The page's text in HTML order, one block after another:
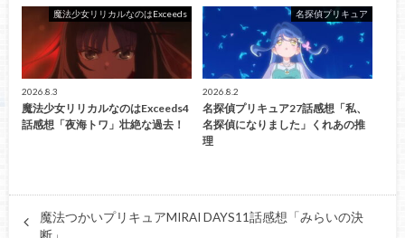
魔法少女リリカルなのはExceeds
2026.8.3
魔法少女リリカルなのはExceeds4
話感想「夜海トワ」壮絶な過去！
名探偵プリキュア
2026.8.2
名探偵プリキュア27話感想「私、
名探偵になりました」くれあの推
理
魔法つかいプリキュアMIRAI DAYS11話感想「みらいの決
断」